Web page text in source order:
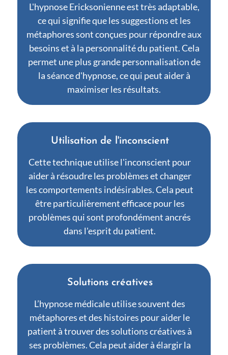
L'hypnose Ericksonienne est très adaptable,
ce qui signifie que les suggestions et les
métaphores sont conçues pour répondre aux
besoins et à la personnalité du patient. Cela
permet une plus grande personnalisation de
la séance d'hypnose, ce qui peut aider à
maximiser les résultats.
Utilisation de l'inconscient
Cette technique utilise l'inconscient pour
aider à résoudre les problèmes et changer
les comportements indésirables. Cela peut
être particulièrement efficace pour les
problèmes qui sont profondément ancrés
dans l'esprit du patient.
Solutions créatives
L’hypnose médicale utilise souvent des
métaphores et des histoires pour aider le
patient à trouver des solutions créatives à
ses problèmes. Cela peut aider à élargir la